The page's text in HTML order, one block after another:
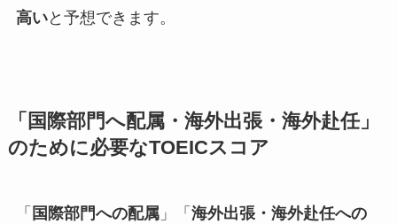
高いと予想できます。
「国際部門へ配属・海外出張・海外赴任」
のために必要なTOEICスコア
「 国際部門への配属」「 海外出張・海外赴任への